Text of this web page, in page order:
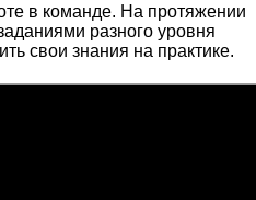
в команде. На протяжении
разного уровня
свои знания на практике.